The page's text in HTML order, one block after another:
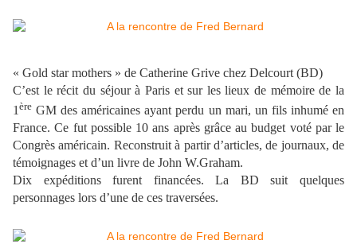
« Gold star mothers » de Catherine Grive chez Delcourt (BD)
C’est le récit du séjour à Paris et sur les lieux de mémoire de la
1 ère GM des américaines ayant perdu un mari, un fils inhumé en
France. Ce fut possible 10 ans après grâce au budget voté par le
Congrès américain. Reconstruit à partir d’articles, de journaux, de
témoignages et d’un livre de John W.Graham.
Dix expéditions furent financées. La BD suit quelques
personnages lors d’une de ces traversées.